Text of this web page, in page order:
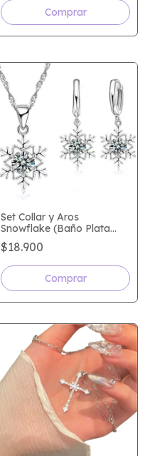
Comprar
Set Collar y Aros
Snowflake (Baño Plata
925)
$18.900